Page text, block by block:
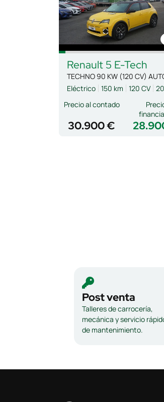
Renault 5 E-Tech
Eléctrico 150 km 120 CV
Precio al contado
30.900 €
Post venta
Talleres de carrocería,
mecánica y servicio
de mantenimiento.